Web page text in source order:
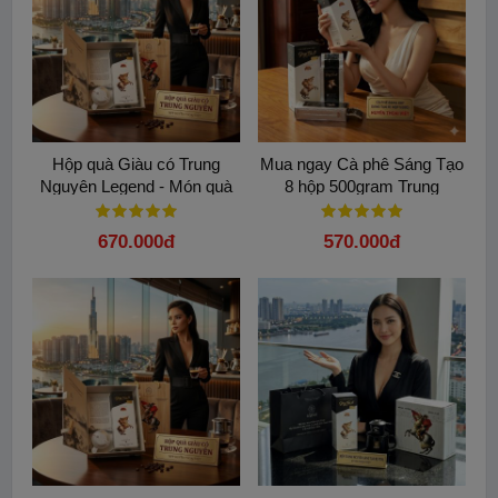
LON CAFE HẠT - 340GRAM: GIÁ BÁN 550.000Đ/ LON
Mùi hương của Arabica rất thanh tao, quý phái. Arabica có mùi
của si-rô, mùi của hoa trái, hòa quyện với mùi của mật ong, và
Hộp quà Giàu có Trung
Nguyên Legend - Món quà
Tỉnh Thức đầy ý nghĩa
670.000đ
Mua ngay Cà phê Sáng Tạo
8 hộp 500gram Trung
Nguyên Legend chính hãng
570.000đ